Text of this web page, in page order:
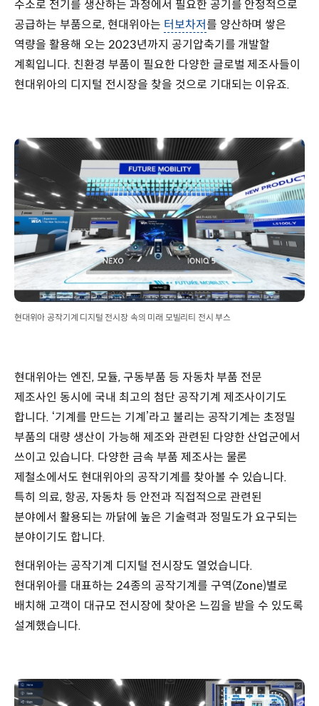
수소로 전기를 생산하는 과정에서 필요한 공기를 안정적으로
공급하는 부품으로, 현대위아는 터보차저를 양산하며 쌓은
역량을 활용해 오는 2023년까지 공기압축기를 개발할
계획입니다. 친환경 부품이 필요한 다양한 글로벌 제조사들이
현대위아의 디지털 전시장을 찾을 것으로 기대되는 이유죠.
현대위아 공작기계 디지털 전시장 속의 미래 모빌리티 전시 부스
현대위아는 엔진, 모듈, 구동부품 등 자동차 부품 전문
제조사인 동시에 국내 최고의 첨단 공작기계 제조사이기도
합니다. ‘기계를 만드는 기계’라고 불리는 공작기계는 초정밀
부품의 대량 생산이 가능해 제조와 관련된 다양한 산업군에서
쓰이고 있습니다. 다양한 금속 부품 제조사는 물론
제철소에서도 현대위아의 공작기계를 찾아볼 수 있습니다.
특히 의료, 항공, 자동차 등 안전과 직접적으로 관련된
분야에서 활용되는 까닭에 높은 기술력과 정밀도가 요구되는
분야이기도 합니다.
현대위아는 공작기계 디지털 전시장도 열었습니다.
현대위아를 대표하는 24종의 공작기계를 구역(Zone)별로
배치해 고객이 대규모 전시장에 찾아온 느낌을 받을 수 있도록
설계했습니다.